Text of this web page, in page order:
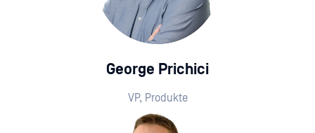
George Prichici
VP, Produkte